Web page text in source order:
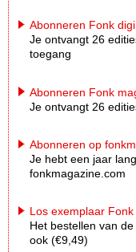
Abonneren Fonk
Je ontvangt 26
toegang
Abonneren Fonk
Je ontvangt 26
Abonneren op
Je hebt een jaar
fonkmagazine.com
Los exemplaar
Het bestellen van
ook (€9,49)